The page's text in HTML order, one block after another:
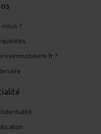
nous ?
?